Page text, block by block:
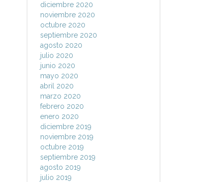
diciembre 2020
noviembre 2020
octubre 2020
septiembre 2020
agosto 2020
julio 2020
junio 2020
mayo 2020
abril 2020
marzo 2020
febrero 2020
enero 2020
diciembre 2019
noviembre 2019
octubre 2019
septiembre 2019
agosto 2019
julio 2019